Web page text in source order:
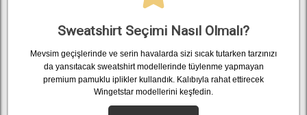
Mevsim geçişlerinde ve serin havalarda sizi sıcak tutarken tarzınızı
da yansıtacak sweatshirt modellerinde tüylenme yapmayan
premium pamuklu iplikler kullandık. Kalıbıyla rahat ettirecek
Wingetstar modellerini keşfedin.
Sweatshirt Seçimi Nasıl Olmalı?